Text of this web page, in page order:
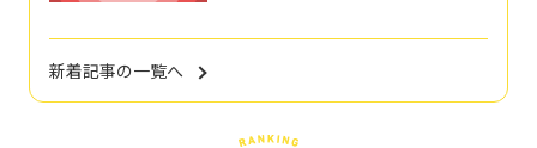
新着記事の一覧へ